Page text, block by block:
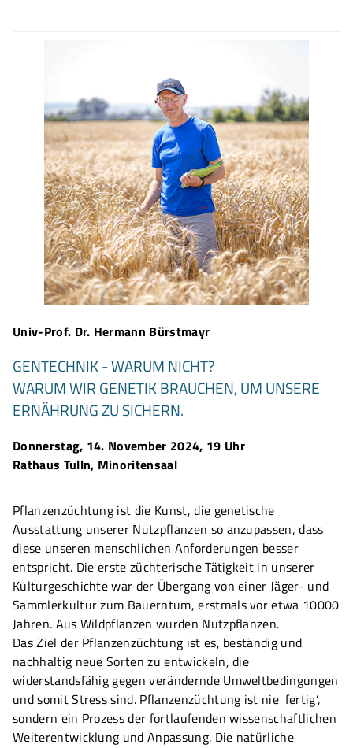
Univ-Prof. Dr. Hermann Bürstmayr
GENTECHNIK - WARUM NICHT?
WARUM WIR GENETIK BRAUCHEN, UM UNSERE
ERNÄHRUNG ZU SICHERN.
Donnerstag, 14. November 2024, 19 Uhr
Rathaus Tulln, Minoritensaal
Pflanzenzüchtung ist die Kunst, die genetische
Ausstattung unserer Nutzpflanzen so anzupassen, dass
diese unseren menschlichen Anforderungen besser
entspricht. Die erste züchterische Tätigkeit in unserer
Kulturgeschichte war der Übergang von einer Jäger- und
Sammlerkultur zum Bauerntum, erstmals vor etwa 10000
Jahren. Aus Wildpflanzen wurden Nutzpflanzen.
Das Ziel der Pflanzenzüchtung ist es, beständig und
nachhaltig neue Sorten zu entwickeln, die
widerstandsfähig gegen verändernde Umweltbedingungen
und somit Stress sind. Pflanzenzüchtung ist nie ‚fertig‘,
sondern ein Prozess der fortlaufenden wissenschaftlichen
Weiterentwicklung und Anpassung. Die natürliche